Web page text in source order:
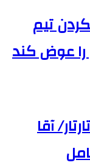
تیم
عوض کند
آقا